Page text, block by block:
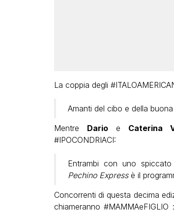
La coppia degli
Amanti del cibo e della
Mentre Darioe Caterina
#IPOCONDRIACI:
Entrambi con uno
Pechino Expressè il
Concorrenti di questa decima
chiameranno #MAMMAeFIGLIO